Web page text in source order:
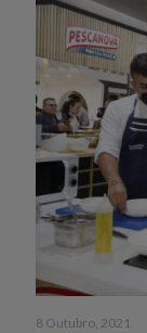
8 Outubro, 2021